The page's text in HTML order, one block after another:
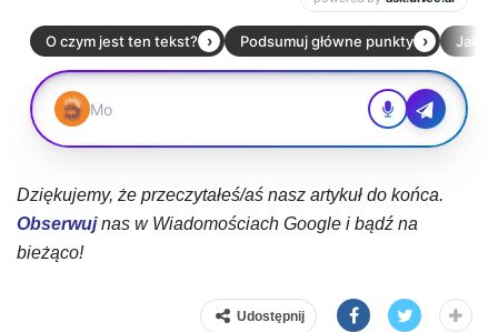
Dziękujemy, że przeczytałeś/aś nasz artykuł do końca.
Obserwujnas w Wiadomościach Google i bądź na
bieżąco!
Udostępnij